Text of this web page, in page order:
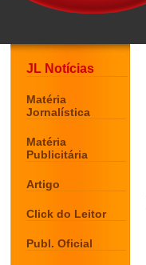
JL Notícias
Matéria
Jornalística
Matéria
Publicitária
Artigo
Click do Leitor
Publ. Oficial